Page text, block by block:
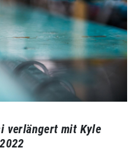
verlängert mit Kyle